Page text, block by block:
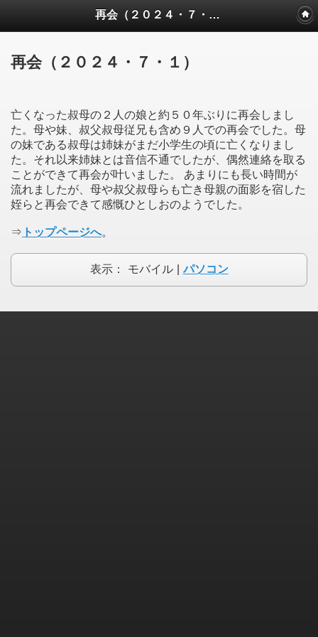
再会（２０２４・７・１）
再会（２０２４・７・１）
亡くなった叔母の２人の娘と約５０年ぶりに再会しまし
た。母や妹、叔父叔母従兄も含め９人での再会でした。母
の妹である叔母は姉妹がまだ小学生の頃に亡くなりまし
た。それ以来姉妹とは音信不通でしたが、偶然連絡を取る
ことができて再会が叶いました。 あまりにも長い時間が
流れましたが、母や叔父叔母らも亡き母親の面影を宿した
姪らと再会できて感慨ひとしおのようでした。
⇒ トップページへ。
表示： モバイル パソコン